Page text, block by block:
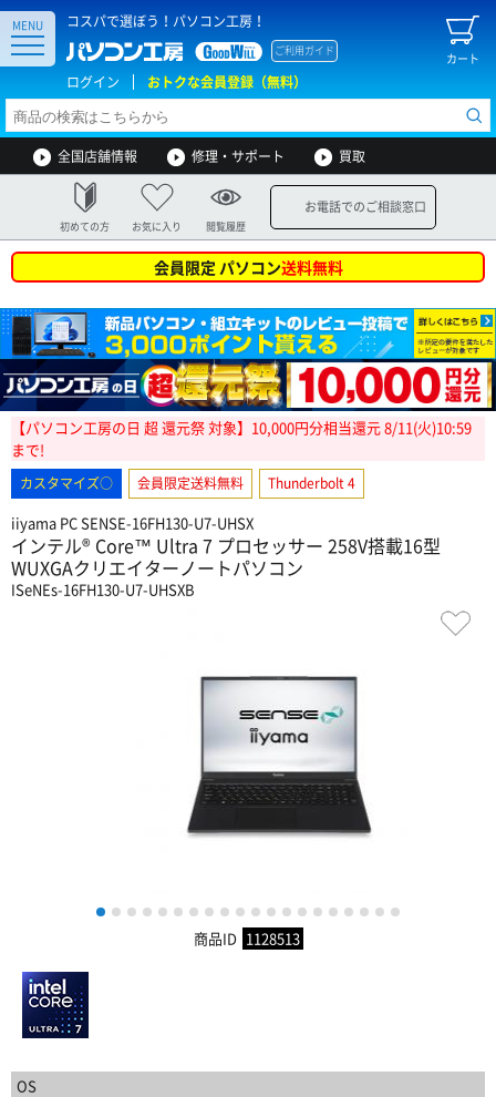
コスパで選ぼう！パソコン工房！
カート
ご利用ガイド
ログイン おトクな会員登録（無料）
MENU
全国店舗情報 修理・サポート 買取
初めての方 お気に入り 閲覧履歴
お電話でのご相談窓口
会員限定 パソコン送料無料
【パソコン工房の日 超 還元祭 対象】10,000円分相当還元 8/11(火)10:59
まで!
カスタマイズ○ 会員限定送料無料 Thunderbolt 4
iiyama PC SENSE-16FH130-U7-UHSX
インテル® Core™ Ultra 7 プロセッサー 258V搭載16型
WUXGAクリエイターノートパソコン
ISeNEs-16FH130-U7-UHSXB
1 2 3 4 5 6 7 8 9 10 11 12 13 14 15 16 17 18 19
商品ID 1128513
OS